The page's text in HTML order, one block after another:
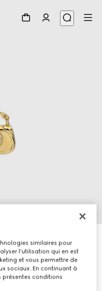
similaires pour
l'utilisation qui en est
et vous permettre de
sociaux. En continuant à
présentes conditions